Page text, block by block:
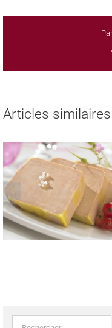
Articles similaires
TROPHEE NATIONAL
MEILLEUR JAMBON
MAISON 2023